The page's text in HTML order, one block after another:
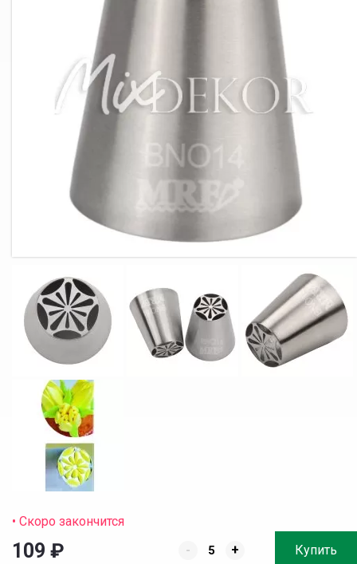
• Скоро закончится
109 ₽ - + Купить